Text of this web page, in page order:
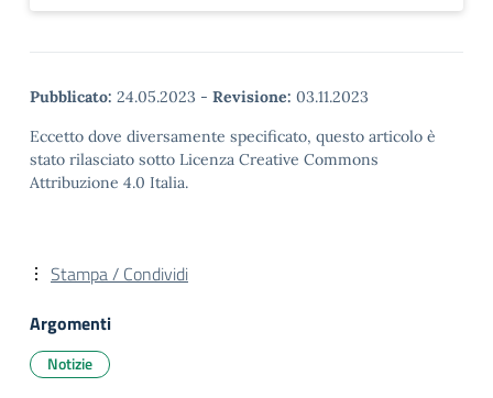
Pubblicato: 24.05.2023 - Revisione: 03.11.2023
Eccetto dove diversamente specificato, questo articolo è
stato rilasciato sotto Licenza Creative Commons
Attribuzione 4.0 Italia.
Stampa / Condividi
Argomenti
Notizie